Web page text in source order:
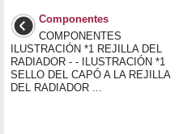
Componentes
COMPONENTES
ILUSTRACIÓN *1 REJILLA DEL
RADIADOR - - ILUSTRACIÓN *1
SELLO DEL CAPÓ A LA REJILLA
DEL RADIADOR ...